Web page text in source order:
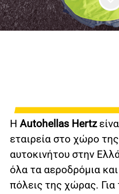
Η Autohellas Hertz
εταιρεία στο χώρο
αυτοκινήτου στην
όλα τα αεροδρόμια
πόλεις της χώρας. Για